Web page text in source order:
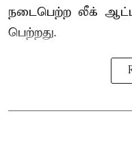
நடைபெற்ற லீக்
பெற்றது.